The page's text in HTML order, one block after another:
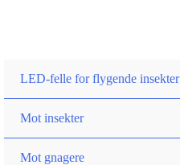
LED-felle for flygende insekter
Mot insekter
Mot gnagere